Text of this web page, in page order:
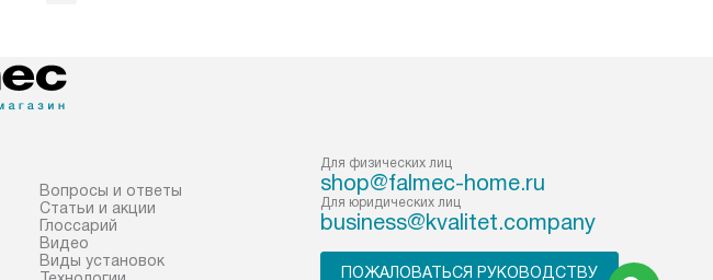
Вопросы и ответы
Статьи и акции
Глоссарий
Видео
Виды установок
Для физических лиц
shop@falmec-home.ru
Для юридических лиц
business@kvalitet.company
ПОЖАЛОВАТЬСЯ РУКОВОДСТВУ